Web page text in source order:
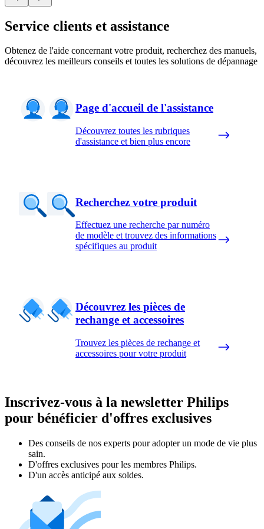
Service clients et assistance
Obtenez de l'aide concernant votre produit, recherchez des manuels,
découvrez les meilleurs conseils et toutes les solutions de dépannage
Page d'accueil de l'assistance
Découvrez toutes les rubriques
d'assistance et bien plus encore
Recherchez votre produit
Effectuez une recherche par numéro
de modèle et trouvez des informations
spécifiques au produit
Découvrez les pièces de
rechange et accessoires
Trouvez les pièces de rechange et
accessoires pour votre produit
Inscrivez-vous à la newsletter Philips
pour bénéficier d'offres exclusives
Des conseils de nos experts pour adopter un mode de vie plus
sain.
D'offres exclusives pour les membres Philips.
D'un accès anticipé aux soldes.